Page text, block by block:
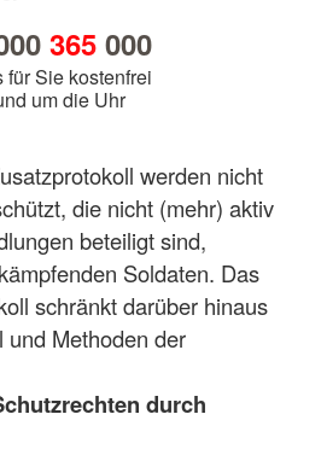
365000
für Sie kostenfrei
um die Uhr
werden nicht
die nicht (mehr) aktiv
beteiligt sind,
Soldaten. Das
schränkt darüber hinaus
und Methoden der
durch